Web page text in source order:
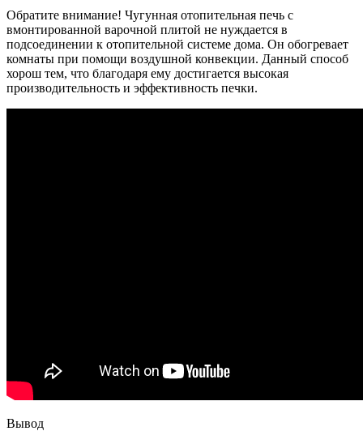
Обратите внимание! Чугунная отопительная печь с
вмонтированной варочной плитой не нуждается в
подсоединении к отопительной системе дома. Он обогревает
комнаты при помощи воздушной конвекции. Данный способ
хорош тем, что благодаря ему достигается высокая
производительность и эффективность печки.
Вывод